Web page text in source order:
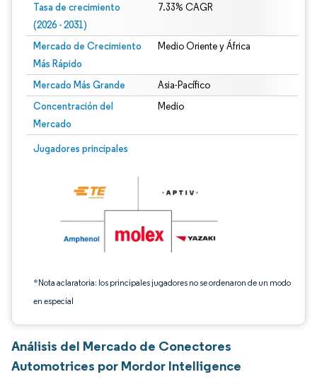
Tasa de crecimiento
(2026 - 2031)
7.33% CAGR
Mercado de Crecimiento
Más Rápido
Medio Oriente y África
Mercado Más Grande Asia-Pacífico
Concentración del
Mercado
Medio
Jugadores principales
*Nota aclaratoria: los principales jugadores no se ordenaron de un modo
en especial
Imagen © Mordor Intelligence. El uso requiere atribución según CC BY 4.0.
Análisis del Mercado de Conectores
Automotrices por Mordor Intelligence